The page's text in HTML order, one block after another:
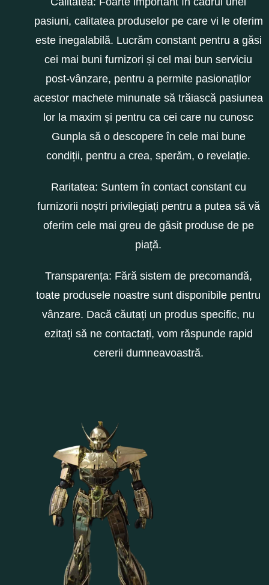
pasiuni, calitatea produselor pe care vi le oferim
este inegalabilă. Lucrăm constant pentru a găsi
cei mai buni furnizori și cel mai bun serviciu
post-vânzare, pentru a permite pasionaților
acestor machete minunate să trăiască pasiunea
lor la maxim și pentru ca cei care nu cunosc
Gunpla să o descopere în cele mai bune
condiții, pentru a crea, sperăm, o revelație.
Raritatea: Suntem în contact constant cu
furnizorii noștri privilegiați pentru a putea să vă
oferim cele mai greu de găsit produse de pe
piață.
Transparența: Fără sistem de precomandă,
toate produsele noastre sunt disponibile pentru
vânzare. Dacă căutați un produs specific, nu
ezitați să ne contactați, vom răspunde rapid
cererii dumneavoastră.